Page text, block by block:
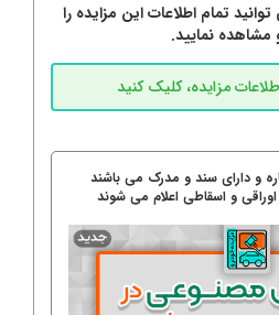
تمام اطلاعات این مزایده را
مشاهده نمایید.
و دارای سند و مدرک می باشند
و اسقاطی اعلام می شوند